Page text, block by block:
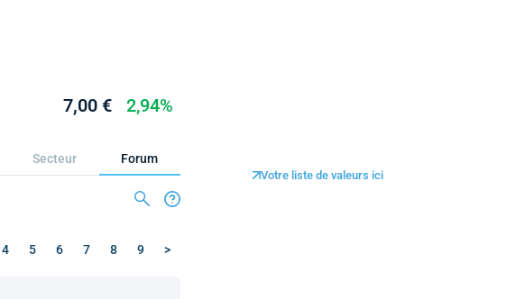
7,00 € 2,94%
Secteur Forum
4 5 6 7 8 9 >
Votre liste de valeurs ici